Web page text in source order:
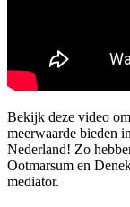
Bekijk deze video
meerwaarde bieden
Nederland! Zo
Ootmarsum en
mediator.